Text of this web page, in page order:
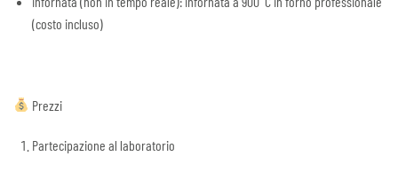
(costo incluso)
Prezzi
Partecipazione al laboratorio